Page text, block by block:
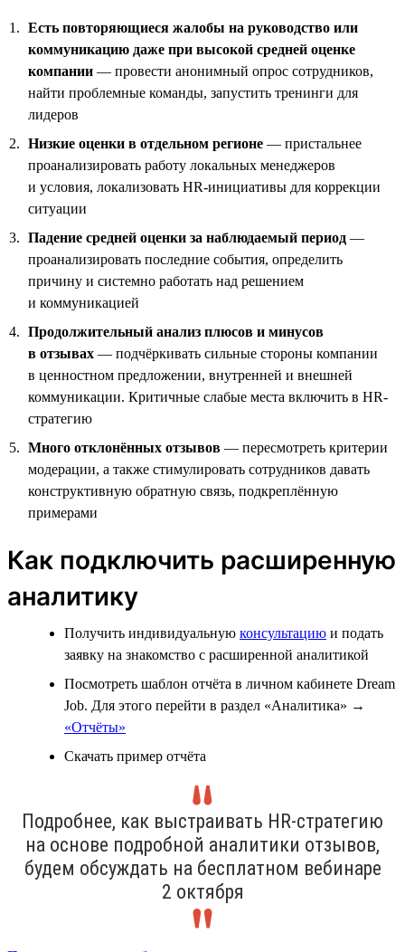
Есть повторяющиеся жалобы на руководство или
коммуникацию даже при высокой средней оценке
компании — провести анонимный опрос сотрудников,
найти проблемные команды, запустить тренинги для
лидеров
Низкие оценки в отдельном регионе — пристальнее
проанализировать работу локальных менеджеров
и условия, локализовать HR-инициативы для коррекции
ситуации
Падение средней оценки за наблюдаемый период —
проанализировать последние события, определить
причину и системно работать над решением
и коммуникацией
Продолжительный анализ плюсов и минусов
в отзывах — подчёркивать сильные стороны компании
в ценностном предложении, внутренней и внешней
коммуникации. Критичные слабые места включить в HR-
стратегию
Много отклонённых отзывов — пересмотреть критерии
модерации, а также стимулировать сотрудников давать
конструктивную обратную связь, подкреплённую
примерами
Как подключить расширенную
аналитику
Получить индивидуальную консультацию и подать
заявку на знакомство с расширенной аналитикой
Посмотреть шаблон отчёта в личном кабинете Dream
Job. Для этого перейти в раздел «Аналитика» →
«Отчёты»
Скачать пример отчёта
Подробнее, как выстраивать HR-стратегию
на основе подробной аналитики отзывов,
будем обсуждать на бесплатном вебинаре
2 октября